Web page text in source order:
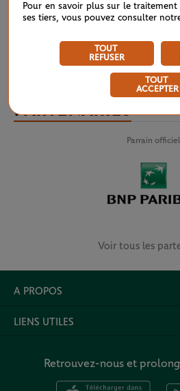
PARTENAIRES
Parrain officiel
Voir tous les
A PROPOS
LIENS UTILES
Retrouvez-nous et
Pour en savoir plus sur le traitement
ses tiers, vous pouvez consulter
TOUT
REFUSER
TOUT
ACCEPTER